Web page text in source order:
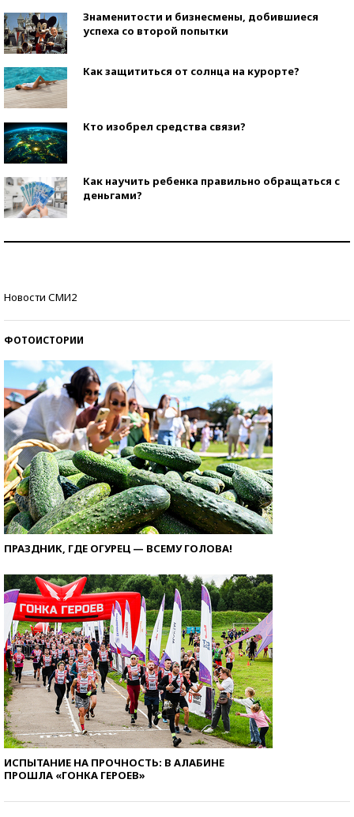
Знаменитости и бизнесмены, добившиеся
успеха со второй попытки
Как защититься от солнца на курорте?
Кто изобрел средства связи?
Как научить ребенка правильно обращаться с
деньгами?
Новости СМИ2
ФОТОИСТОРИИ
ПРАЗДНИК, ГДЕ ОГУРЕЦ — ВСЕМУ ГОЛОВА!
ИСПЫТАНИЕ НА ПРОЧНОСТЬ: В АЛАБИНЕ
ПРОШЛА «ГОНКА ГЕРОЕВ»